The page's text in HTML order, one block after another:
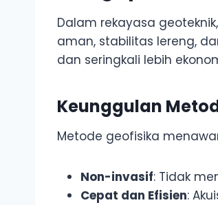
Dalam rekayasa
aman, stabilitas lereng,
dan seringkali lebih
Keunggulan
Metode geofisika
Non-invasif: Tidak
Cepat dan Efisien: